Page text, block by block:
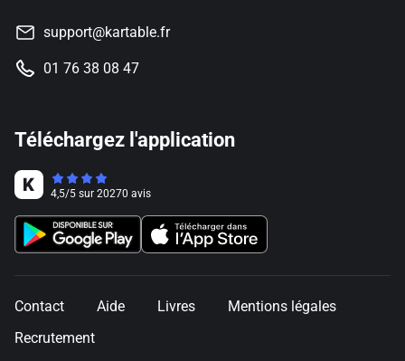
support@kartable.fr
01 76 38 08 47
Téléchargez l'application
4,5/5 sur 20270 avis
Contact Aide Livres
Mentions légales
Recrutement